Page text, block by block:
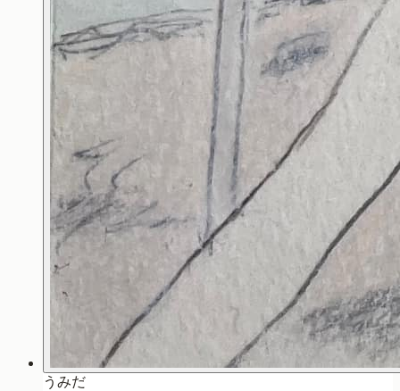
うみだ